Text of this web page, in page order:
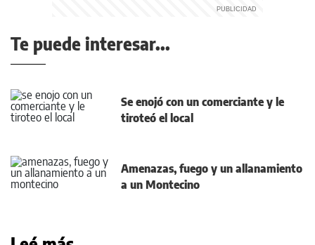
Te puede interesar...
Se enojó con un comerciante y le
tiroteó el local
Amenazas, fuego y un allanamiento
a un Montecino